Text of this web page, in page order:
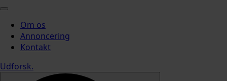
Om os
Annoncering
Kontakt
Udforsk.